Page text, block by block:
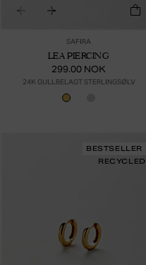
SAFIRA
LEA PIERCING
299.00 NOK
24K GULLBELAGT STERLINGSØLV
BESTSELLER
RECYCLED